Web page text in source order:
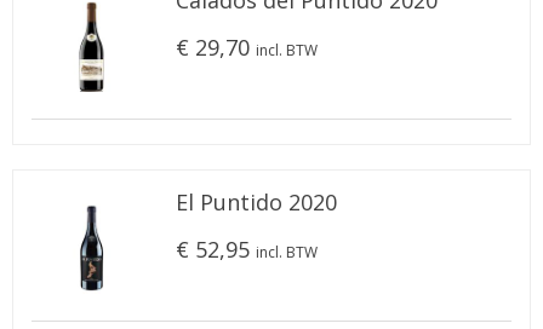
€ 29,70 incl. BTW
El Puntido 2020
€ 52,95 incl. BTW